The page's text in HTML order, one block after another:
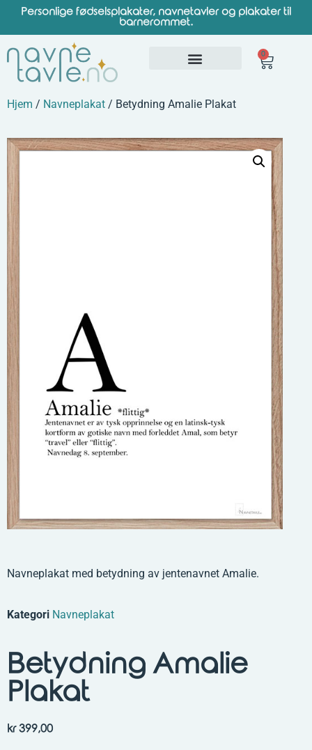
Personlige fødselsplakater, navnetavler og plakater til
barnerommet.
0
Hjem / Navneplakat / Betydning Amalie Plakat
Navneplakat med betydning av jentenavnet Amalie.
Kategori Navneplakat
Betydning Amalie
Plakat
kr399,00